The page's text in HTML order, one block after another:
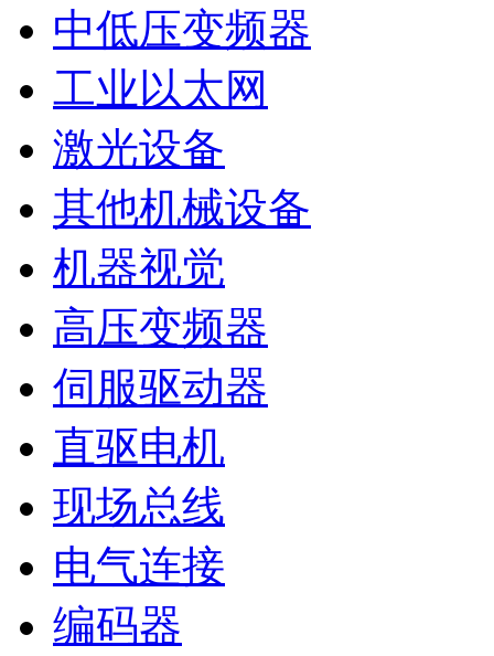
中低压变频器
工业以太网
激光设备
其他机械设备
机器视觉
高压变频器
伺服驱动器
直驱电机
现场总线
电气连接
编码器